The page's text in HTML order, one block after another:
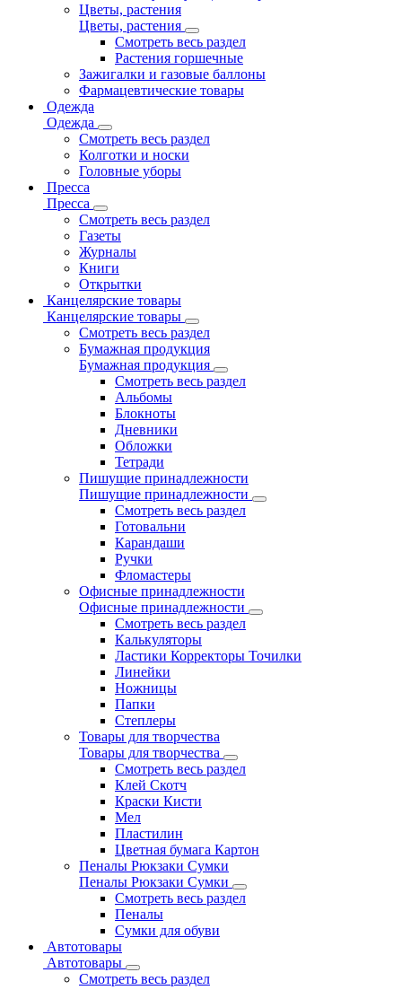
Цветы, растения
Цветы, растения
Смотреть весь раздел
Растения горшечные
Зажигалки и газовые баллоны
Фармацевтические товары
Одежда
Одежда
Смотреть весь раздел
Колготки и носки
Головные уборы
Пресса
Пресса
Смотреть весь раздел
Газеты
Журналы
Книги
Открытки
Канцелярские товары
Канцелярские товары
Смотреть весь раздел
Бумажная продукция
Бумажная продукция
Смотреть весь раздел
Альбомы
Блокноты
Дневники
Обложки
Тетради
Пишущие принадлежности
Пишущие принадлежности
Смотреть весь раздел
Готовальни
Карандаши
Ручки
Фломастеры
Офисные принадлежности
Офисные принадлежности
Смотреть весь раздел
Калькуляторы
Ластики Корректоры Точилки
Линейки
Ножницы
Папки
Степлеры
Товары для творчества
Товары для творчества
Смотреть весь раздел
Клей Скотч
Краски Кисти
Мел
Пластилин
Цветная бумага Картон
Пеналы Рюкзаки Сумки
Пеналы Рюкзаки Сумки
Смотреть весь раздел
Пеналы
Сумки для обуви
Автотовары
Автотовары
Смотреть весь раздел